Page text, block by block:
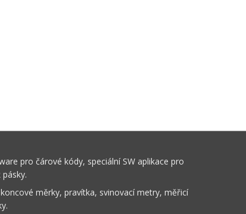
pro čárové kódy, speciální SW aplikace pro
měrky, pravítka, svinovací metry, měřicí